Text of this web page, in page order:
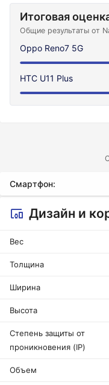
Итоговая
Общие результаты от
Oppo Reno7 5G
HTC U11 Plus
Смартфон:
Дизайн и
Вес
Толщина
Ширина
Высота
Степень защиты от
проникновения (IP)
Объем